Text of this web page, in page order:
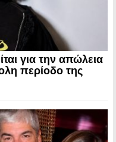
για την απώλεια
περίοδο της